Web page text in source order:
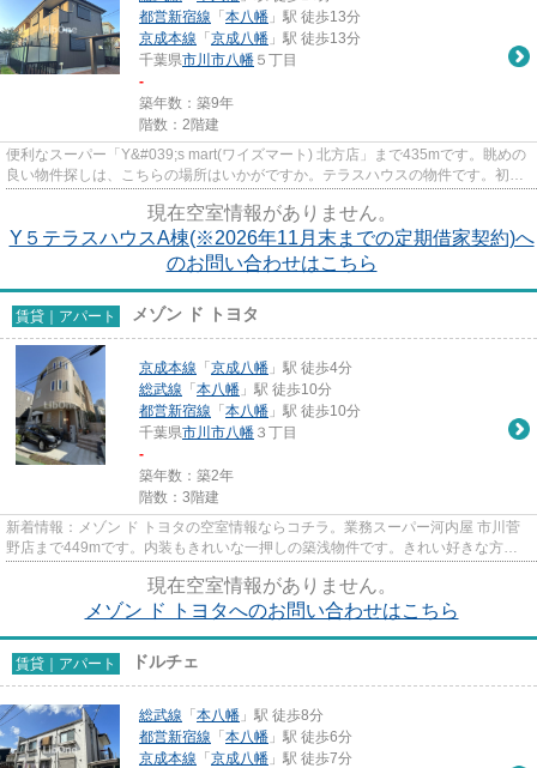
都営新宿線 「 本八幡 」駅 徒歩13分
京成本線 「 京成八幡 」駅 徒歩13分
千葉県市川市八幡 ５丁目
-
築年数：築9年
階数：2階建
便利なスーパー「Y&#039;s mart(ワイズマート) 北方店」まで435mです。眺めの
良い物件探しは、こちらの場所はいかがですか。テラスハウスの物件です。初期
現在空室情報がありません。
Y５テラスハウスA棟(※2026年11月末までの定期借家契約)へ
のお問い合わせはこちら
賃貸｜アパート メゾン ド トヨタ
京成本線 「 京成八幡 」駅 徒歩4分
総武線 「 本八幡 」駅 徒歩10分
都営新宿線 「 本八幡 」駅 徒歩10分
千葉県市川市八幡 ３丁目
-
築年数：築2年
階数：3階建
新着情報：メゾン ド トヨタの空室情報ならコチラ。業務スーパー河内屋 市川菅
野店まで449mです。内装もきれいな一押しの築浅物件です。きれい好きな方、
現在空室情報がありません。
メゾン ド トヨタへのお問い合わせはこちら
賃貸｜アパート ドルチェ
総武線 「 本八幡 」駅 徒歩8分
都営新宿線 「 本八幡 」駅 徒歩6分
京成本線 「 京成八幡 」駅 徒歩7分